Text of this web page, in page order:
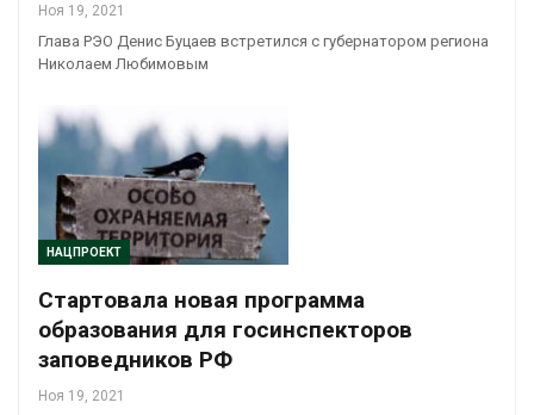
Ноя 19, 2021
Глава РЭО Денис Буцаев встретился с губернатором региона
Николаем Любимовым
НАЦПРОЕКТ
Стартовала новая программа
образования для госинспекторов
заповедников РФ
Ноя 19, 2021